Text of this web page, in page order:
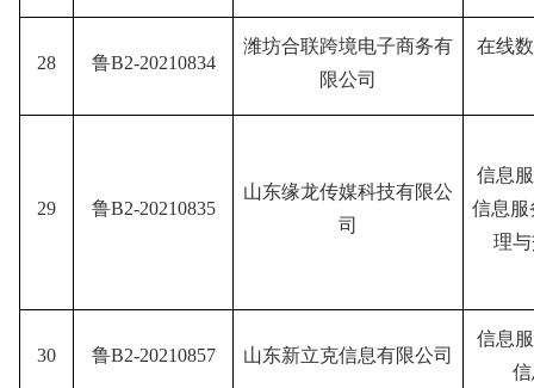
28 鲁B2-20210834
潍坊合联跨境电子商务有
限公司
在线
29 鲁B2-20210835
山东缘龙传媒科技有限公
司
信息
信息服
理
30 鲁B2-20210857 山东新立克信息有限公司
信息